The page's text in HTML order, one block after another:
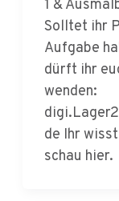
Aufgabe
dürft ihr
wenden:
de Ihr
schau hier.